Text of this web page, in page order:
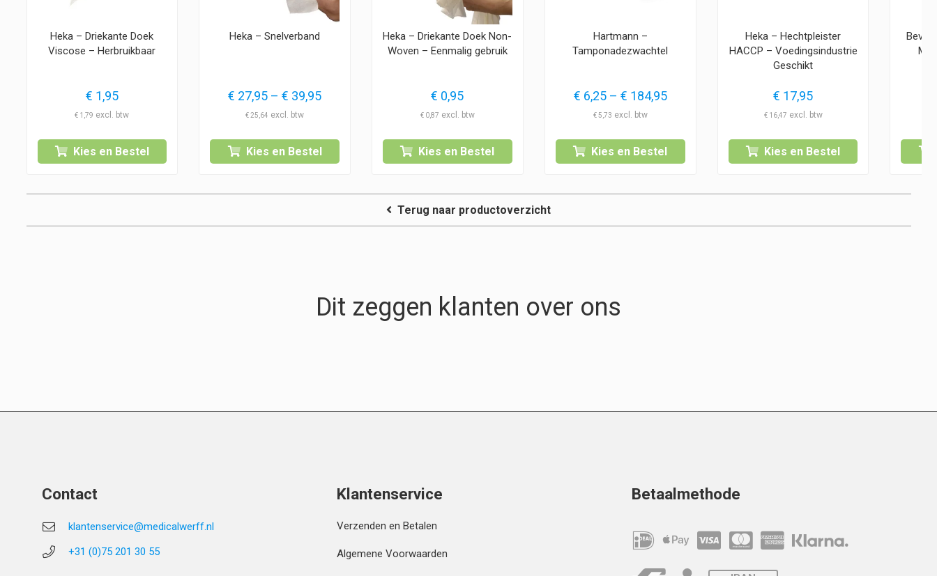
Heka – Driekante Doek
Viscose – Herbruikbaar
€ 1,95
€ 1,79
Kies en Bestel
Heka – Snelverband
€ 27,95 – € 39,95Prijsklasse:
€ 39,95
€25,64
Kies en Bestel
Heka – Driekante Doek Non-
Woven – Eenmalig gebruik
€ 0,95
€0,87
Kies en Bestel
Hartmann –
Tamponadezwachtel
€ 6,25 – € 184,95Prijsklasse:
€ 184,95
€5,73
Kies en Bestel
Heka – Hechtpleister
HACCP – Voedingsindustrie
Geschikt
€ 17,95
€16,47
Kies en Bestel
Terug naar productoverzicht
Dit zeggen klanten over ons
Contact
klantenservice@medicalwerff.nl
+31 (0)75 201 30 55
Klantenservice
Verzenden en Betalen
Algemene Voorwaarden
Betaalmethode